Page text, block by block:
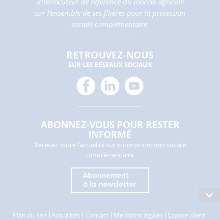
sur l’ensemble de ses filières pour la protection
sociale complémentaire.
RETROUVEZ-NOUS
SUR LES RÉSEAUX SOCIAUX
ABONNEZ-VOUS POUR RESTER
INFORMÉ
Recevez toute l'actualité sur votre protection sociale
complémentaire.
Abonnement
à la newsletter
plan
Plan du site Actualités Contact Mentions légales Espace client